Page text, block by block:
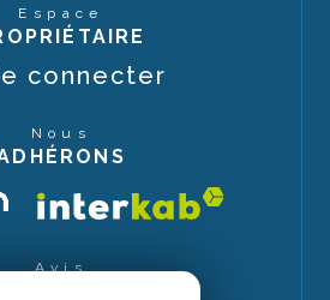
Espace
connecter
Nous
Avis